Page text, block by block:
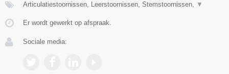
Articulatiestoornissen, Leerstoornissen, Stemstoornissen, ▼
Er wordt gewerkt op afspraak.
Sociale media: